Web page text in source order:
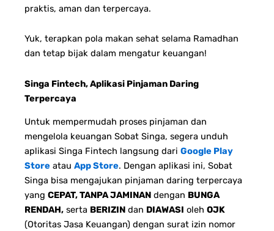
praktis, aman dan terpercaya.
Yuk, terapkan pola makan sehat selama Ramadhan
dan tetap bijak dalam mengatur keuangan!
Singa Fintech, Aplikasi Pinjaman Daring
Terpercaya
Untuk mempermudah proses pinjaman dan
mengelola keuangan Sobat Singa, segera unduh
aplikasi Singa Fintech langsung dari Google Play
Store atau App Store. Dengan aplikasi ini, Sobat
Singa bisa mengajukan pinjaman daring terpercaya
yang CEPAT, TANPA JAMINAN dengan BUNGA
RENDAH, serta BERIZIN dan DIAWASI oleh OJK
(Otoritas Jasa Keuangan) dengan surat izin nomor